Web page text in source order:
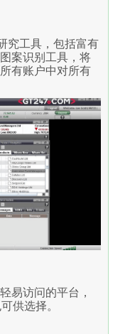
究工具，包括富有
案识别工具，将
有账户中对所有
易访问的平台，
供选择。